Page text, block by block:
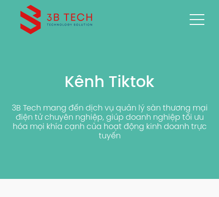
Kênh Tiktok
3B Tech mang đến dịch vụ quản lý sàn thương mại
điện tử chuyên nghiệp, giúp doanh nghiệp tối ưu
hóa mọi khía cạnh của hoạt động kinh doanh trực
tuyến